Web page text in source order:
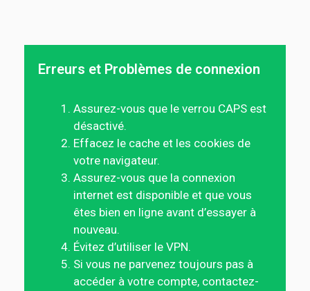
Erreurs et Problèmes de connexion
Assurez-vous que le verrou CAPS est
désactivé.
Effacez le cache et les cookies de
votre navigateur.
Assurez-vous que la connexion
internet est disponible et que vous
êtes bien en ligne avant d’essayer à
nouveau.
Évitez d’utiliser le VPN.
Si vous ne parvenez toujours pas à
accéder à votre compte, contactez-